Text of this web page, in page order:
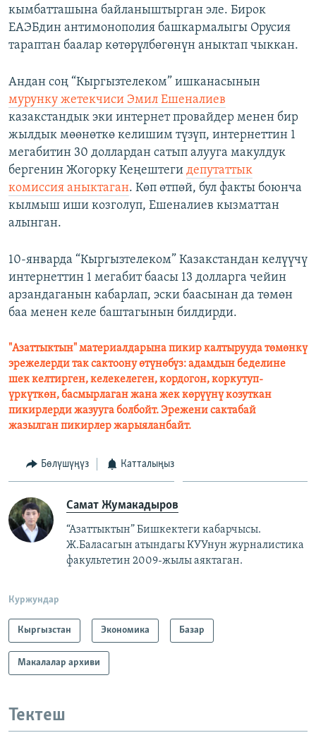
кымбатташына байланыштырган эле. Бирок
ЕАЭБдин антимонополия башкармалыгы Орусия
тараптан баалар көтөрүлбөгөнүн аныктап чыккан.
Андан соң “Кыргызтелеком” ишканасынын
мурунку жетекчиси Эмил Ешеналиев
казакстандык эки интернет провайдер менен бир
жылдык мөөнөткө келишим түзүп, интернеттин 1
мегабитин 30 доллардан сатып алууга макулдук
бергенин Жогорку Кеңештеги депутаттык
комиссия аныктаган. Көп өтпөй, бул факты боюнча
кылмыш иши козголуп, Ешеналиев кызматтан
алынган.
10-январда “Кыргызтелеком” Казакстандан келүүчү
интернеттин 1 мегабит баасы 13 долларга чейин
арзандаганын кабарлап, эски баасынан да төмөн
баа менен келе баштагынын билдирди.
"Азаттыктын" материалдарына пикир калтырууда төмөнкү
эрежелерди так сактоону өтүнөбүз: адамдын беделине
шек келтирген, келекелеген, кордогон, коркутуп-
үркүткөн, басмырлаган жана жек көрүүнү козуткан
пикирлерди жазууга болбойт. Эрежени сактабай
жазылган пикирлер жарыяланбайт.
Бөлүшүңүз Катталыңыз
Самат Жумакадыров
“Азаттыктын” Бишкектеги кабарчысы.
Ж.Баласагын атындагы КУУнун журналистика
факультетин 2009-жылы аяктаган.
Куржундар
Кыргызстан Экономика Базар
Макалалар архиви
Тектеш